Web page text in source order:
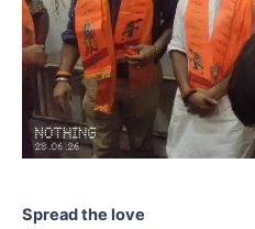
Spread the love